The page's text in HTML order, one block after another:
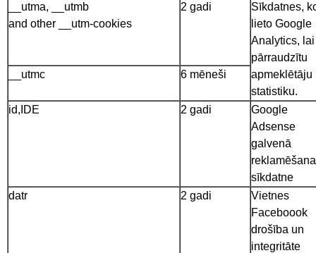
__utma, __utmb
and other __utm-cookies
2 gadi
Sīkdatnes,
lieto Google
Analytics, lai
pārraudzītu
apmeklētāju
statistiku.
__utmc 6 mēneši
id,IDE 2 gadi
Google
Adsense
galvenā
sīkdatne
datr
2 gadi
Vietnes
Faceboook
drošība un
integritāte